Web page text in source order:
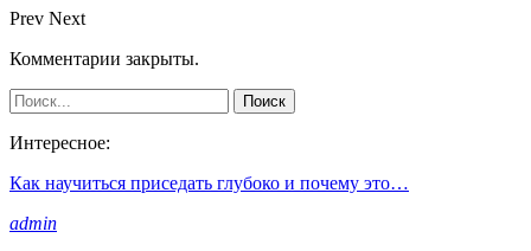
Prev Next
Комментарии закрыты.
Интересное:
Как научиться приседать глубоко и почему это…
admin